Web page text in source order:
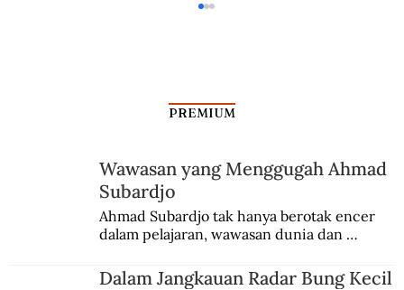
Ketika Dua Kubu Seniman Muda
Membuat Gebrakan
PREMIUM
Wawasan yang Menggugah Ahmad
Subardjo
Ahmad Subardjo tak hanya berotak encer
dalam pelajaran, wawasan dunia dan
Jules Verne, Multatuli, hingga Sun Yat-sen.
Dalam Jangkauan Radar Bung Kecil